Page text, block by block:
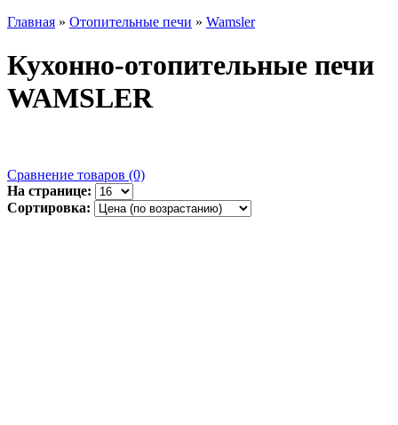
Главная » Отопительные печи » Wamsler
Кухонно-отопительные печи
WAMSLER
Сравнение товаров (0)
На странице:
Сортировка: